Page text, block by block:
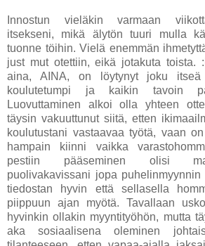
Innostun vieläkin varmaan
itsekseni, mikä älytön tuuri mulla
tuonne töihin. Vielä enemmän
just mut otettiin, eikä jotakuta toista.
aina, AINA, on löytynyt joku itseä
koulutetumpi ja kaikin tavoin
Luovuttaminen alkoi olla yhteen
täysin vakuuttunut siitä, etten
koulutustani vastaavaa työtä, vaan
hampain kiinni vaikka
pestiin pääseminen olisi
puolivakavissani jopa
tiedostan hyvin että sellasella
piippuun ajan myötä. Tavallaan
hyvinkin ollakin myyntityöhön, mutta
aka sosiaalisena oleminen